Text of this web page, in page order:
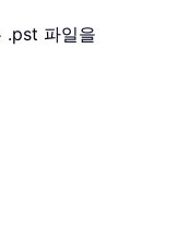
.pst 파일을